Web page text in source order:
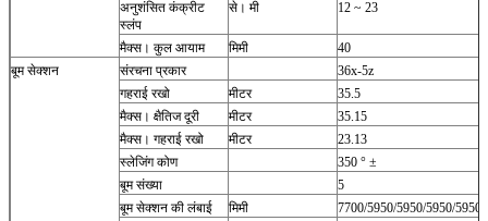
अनुशंसित कंक्रीट
स्लंप
से। मी 12 ~ 23
मैक्स। कुल आयाम मिमी
40
बूम सेक्शन
संरचना प्रकार
36x-5z
गहराई रखो
मीटर
35.5
मैक्स। क्षैतिज दूरी मीटर
35.15
मैक्स। गहराई रखो मीटर
23.13
स्लेजिंग कोण
350 ° ±
बूम संख्या
5
बूम सेक्शन की लंबाई
मिमी
7700/5950/5950/5950/5950